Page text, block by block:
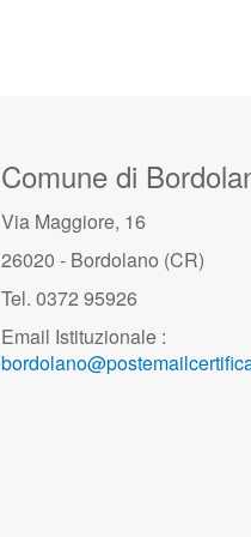
Comune di
Via Maggiore, 16
26020 - Bordolano (CR)
Tel. 0372 95926
Email Istituzionale :